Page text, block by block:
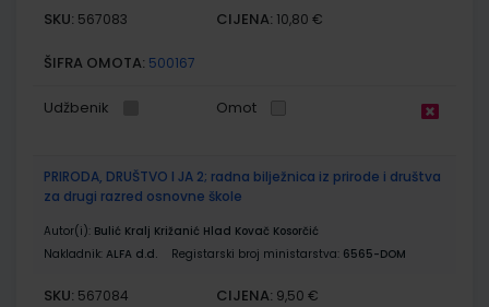
SKU: 567083 CIJENA: 10,80 €
ŠIFRA OMOTA: 500167
Udžbenik Omot
PRIRODA, DRUŠTVO I JA 2; radna bilježnica iz prirode i društva
za drugi razred osnovne škole
Autor(i): Bulić Kralj Križanić Hlad Kovač Kosorčić
Nakladnik: ALFA d.d. Registarski broj ministarstva: 6565-DOM
SKU: 567084 CIJENA: 9,50 €